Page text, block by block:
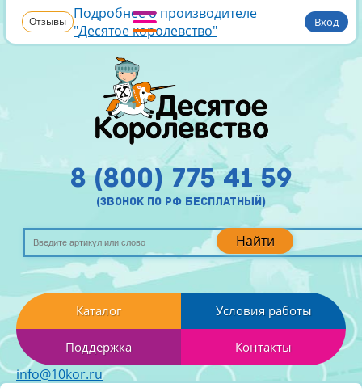
Отзывы Подробнее о производителе
"Десятое королевство"
Вход
Найти
8 (800) 775 41 59
(звонок по рф бесплатный)
Каталог Условия работы
Поддержка Контакты
info@10kor.ru